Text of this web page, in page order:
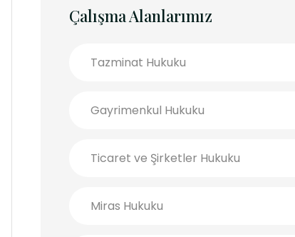
Çalışma Alanlarımız
Tazminat Hukuku
Gayrimenkul Hukuku
Ticaret ve Şirketler Hukuku
Miras Hukuku